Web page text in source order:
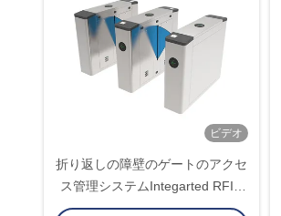
ビデオ
折り返しの障壁のゲートのアクセ
ス管理システムIntegarted RFID
カード読取り装置およびQRの走